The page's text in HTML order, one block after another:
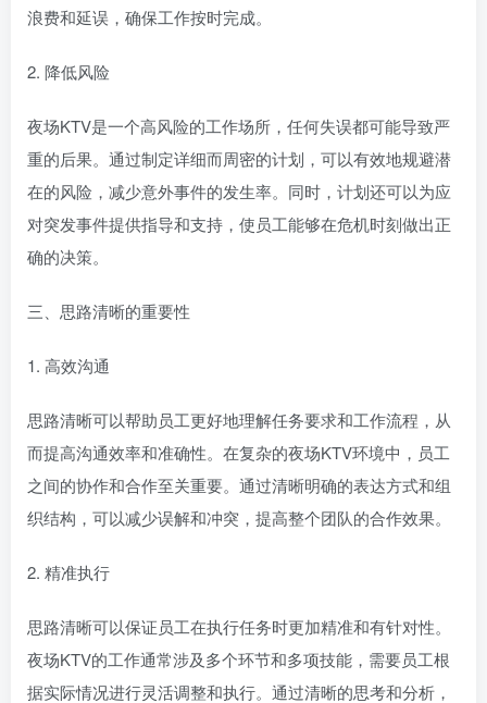
浪费和延误，确保工作按时完成。
2. 降低风险
夜场KTV是一个高风险的工作场所，任何失误都可能导致严
重的后果。通过制定详细而周密的计划，可以有效地规避潜
在的风险，减少意外事件的发生率。同时，计划还可以为应
对突发事件提供指导和支持，使员工能够在危机时刻做出正
确的决策。
三、思路清晰的重要性
1. 高效沟通
思路清晰可以帮助员工更好地理解任务要求和工作流程，从
而提高沟通效率和准确性。在复杂的夜场KTV环境中，员工
之间的协作和合作至关重要。通过清晰明确的表达方式和组
织结构，可以减少误解和冲突，提高整个团队的合作效果。
2. 精准执行
思路清晰可以保证员工在执行任务时更加精准和有针对性。
夜场KTV的工作通常涉及多个环节和多项技能，需要员工根
据实际情况进行灵活调整和执行。通过清晰的思考和分析，